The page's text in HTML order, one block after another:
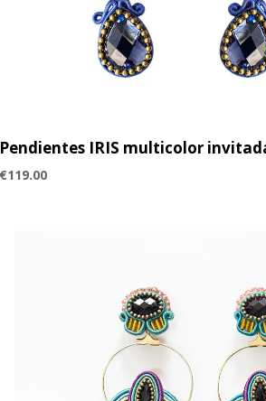
Pendientes IRIS multicolor
€119.00